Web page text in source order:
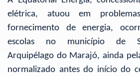
elétrica, atuou em
fornecimento de energia,
escolas no município de
Arquipélago do Marajó, ainda
normalizado antes do início do